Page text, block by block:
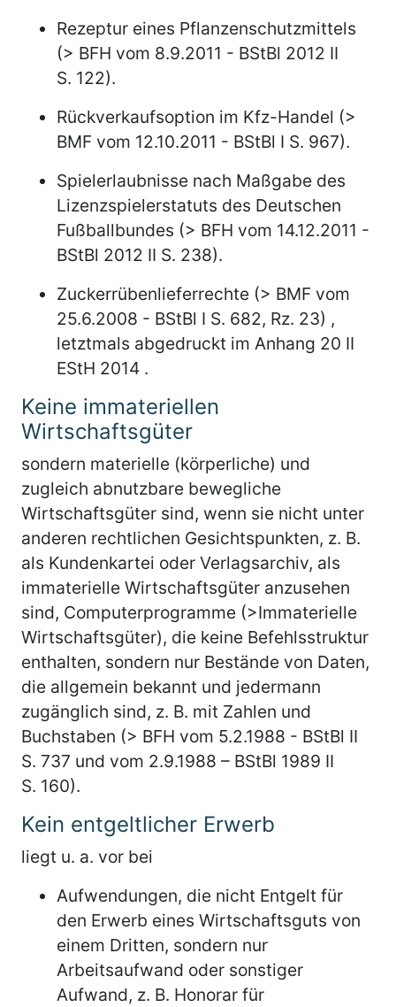
Rezeptur eines Pflanzenschutzmittels
(> BFH vom 8.9.2011 - BStBl 2012 II
S. 122).
Rückverkaufsoption im Kfz-Handel (>
BMF vom 12.10.2011 - BStBl I S. 967).
Spielerlaubnisse nach Maßgabe des
Lizenzspielerstatuts des Deutschen
Fußballbundes (> BFH vom 14.12.2011 -
BStBl 2012 II S. 238).
Zuckerrübenlieferrechte (> BMF vom
25.6.2008 - BStBl I S. 682, Rz. 23) ,
letztmals abgedruckt im Anhang 20 II
EStH 2014 .
Keine immateriellen
Wirtschaftsgüter
sondern materielle (körperliche) und
zugleich abnutzbare bewegliche
Wirtschaftsgüter sind, wenn sie nicht unter
anderen rechtlichen Gesichtspunkten, z. B.
als Kundenkartei oder Verlagsarchiv, als
immaterielle Wirtschaftsgüter anzusehen
sind, Computerprogramme (>Immaterielle
Wirtschaftsgüter), die keine Befehlsstruktur
enthalten, sondern nur Bestände von Daten,
die allgemein bekannt und jedermann
zugänglich sind, z. B. mit Zahlen und
Buchstaben (> BFH vom 5.2.1988 - BStBl II
S. 737 und vom 2.9.1988 – BStBl 1989 II
S. 160).
Kein entgeltlicher Erwerb
liegt u. a. vor bei
Aufwendungen, die nicht Entgelt für
den Erwerb eines Wirtschaftsguts von
einem Dritten, sondern nur
Arbeitsaufwand oder sonstiger
Aufwand, z. B. Honorar für